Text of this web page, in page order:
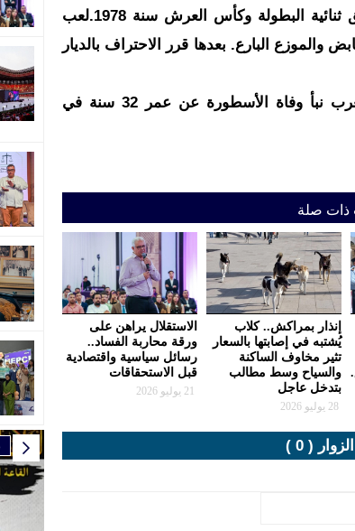
– كان ضمن الجيل الذهبي للوداد الذي حقق ثنائية البطولة وكأس العرش سنة 1978.لعب
البارع. بعدها قرر الاحتراف بالديار
ن سنة 1980 ستتلقى الأسرة الكروية بالمغرب نبأ وفاة الأسطورة عن عمر 32 سنة في
ذات صلة
إنذار بمراكش.. كلاب
يُشتبه في إصابتها بالسعار
تثير مخاوف الساكنة
والسياح وسط مطالب
بتدخل عاجل
الاستقلال يراهن على
ورقة محاربة الفساد..
رسائل سياسية واقتصادية
قبل الاستحقاقات
( 0 )